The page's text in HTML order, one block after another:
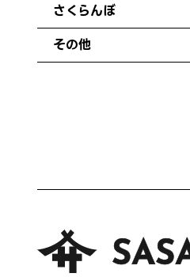
さくらんぼ
その他